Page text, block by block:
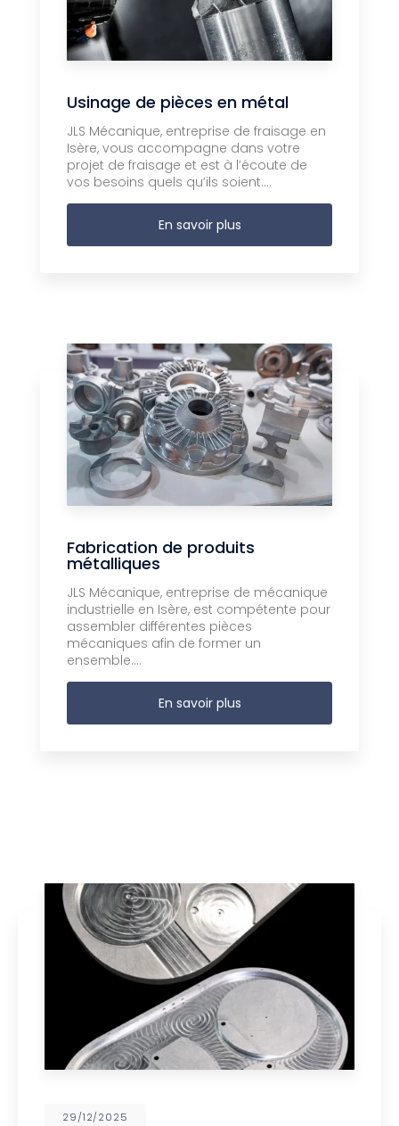
Usinage de pièces en métal
JLS Mécanique, entreprise de fraisage en
Isère, vous accompagne dans votre
projet de fraisage et est à l’écoute de
vos besoins quels qu’ils soient....
En savoir plus
Fabrication de produits
métalliques
JLS Mécanique, entreprise de mécanique
industrielle en Isère, est compétente pour
assembler différentes pièces
mécaniques afin de former un
ensemble....
En savoir plus
29/12/2025